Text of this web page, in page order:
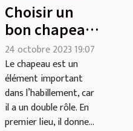
Choisir un
bon chapeau
: comment
faire ?
24 octobre 2023 19:07
Le chapeau est un
élément important
dans l’habillement, car
il a un double rôle. En
premier lieu, il donne...